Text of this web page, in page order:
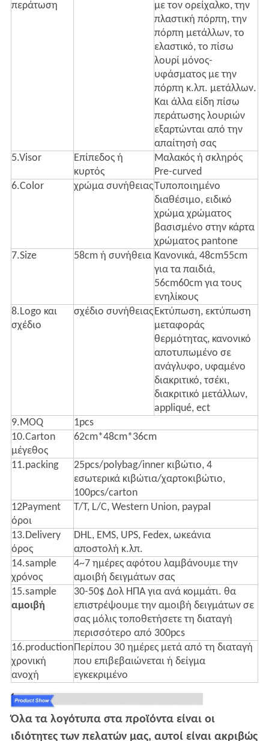
περάτωση
με τον ορείχαλκο, την
πλαστική πόρπη, την
πόρπη μετάλλων, το
ελαστικό, το πίσω
λουρί μόνος-
υφάσματος με την
πόρπη κ.λπ. μετάλλων.
Και άλλα είδη πίσω
περάτωσης λουριών
εξαρτώνται από την
απαίτησή σας
5.Visor
Επίπεδος ή
κυρτός
Μαλακός ή σκληρός
Pre-curved
6.Color
χρώμα συνήθειαςΤυποποιημένο
διαθέσιμο, ειδικό
χρώμα χρώματος
βασισμένο στην κάρτα
χρώματος pantone
7.Size
58cm ή συνήθεια Κανονικά, 48cm55cm
για τα παιδιά,
56cm60cm για τους
ενηλίκους
8.Logo και
σχέδιο
σχέδιο συνήθειαςΕκτύπωση, εκτύπωση
μεταφοράς
θερμότητας, κανονικό
αποτυπωμένο σε
ανάγλυφο, υφαμένο
διακριτικό, τσέκι,
διακριτικό μετάλλων,
appliqué, ect
9.MOQ
1pcs
10.Carton
μέγεθος
62cm*48cm*36cm
11.packing
25pcs/polybag/inner κιβώτιο, 4
εσωτερικά κιβώτια/χαρτοκιβώτιο,
100pcs/carton
12Payment
όροι
T/T, L/C, Western Union, paypal
13.Delivery
όρος
DHL, EMS, UPS, Fedex, ωκεάνια
αποστολή κ.λπ.
14.sample
χρόνος
4~7 ημέρες αφότου λαμβάνουμε την
αμοιβή δειγμάτων σας
15.sample
αμοιβή
30-50$ Δολ ΗΠΑ για ανά κομμάτι. θα
επιστρέψουμε την αμοιβή δειγμάτων σε
σας μόλις τοποθετήσετε τη διαταγή
περισσότερο από 300pcs
16.production
χρονική
ανοχή
Περίπου 30 ημέρες μετά από τη διαταγή
που επιβεβαιώνεται ή δείγμα
εγκεκριμένο
Όλα τα λογότυπα στα προϊόντα είναι οι
ιδιότητες των πελατών μας, αυτοί είναι ακριβώς